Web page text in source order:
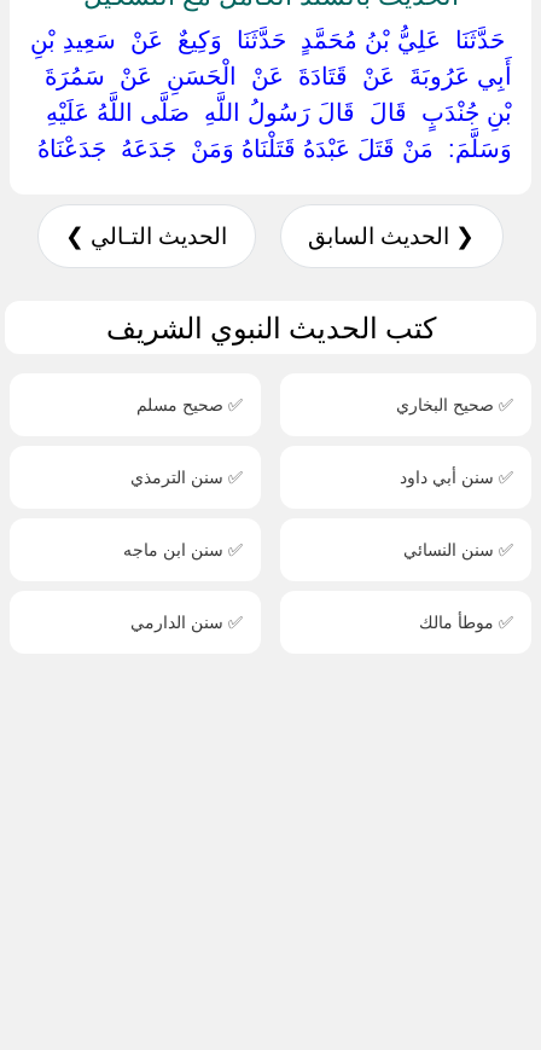
‏ ‏حَدَّثَنَا ‏ ‏عَلِيُّ بْنُ مُحَمَّدٍ ‏ ‏حَدَّثَنَا ‏ ‏وَكِيعٌ ‏ ‏عَنْ ‏ ‏سَعِيدِ بْنِ
أَبِي عَرُوبَةَ ‏ ‏عَنْ ‏ ‏قَتَادَةَ ‏ ‏عَنْ ‏ ‏الْحَسَنِ ‏ ‏عَنْ ‏ ‏سَمُرَةَ
بْنِ جُنْدَبٍ ‏ ‏قَالَ ‏ ‏قَالَ رَسُولُ اللَّهِ ‏ ‏صَلَّى اللَّهُ عَلَيْهِ
وَسَلَّمَ: ‏ ‏مَنْ قَتَلَ عَبْدَهُ قَتَلْنَاهُ وَمَنْ ‏ ‏جَدَعَهُ ‏ ‏جَدَعْنَاهُ ‏
❮ الحديث السابق الحديث التـالي ❯
كتب الحديث النبوي الشريف
✅ صحيح البخاري ✅ صحيح مسلم
✅ سنن أبي داود ✅ سنن الترمذي
✅ سنن النسائي ✅ سنن ابن ماجه
✅ موطأ مالك ✅ سنن الدارمي